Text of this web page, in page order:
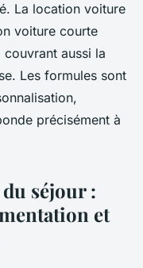
La location voiture
voiture courte
aussi la
Les formules sont
précisément à
séjour :
et